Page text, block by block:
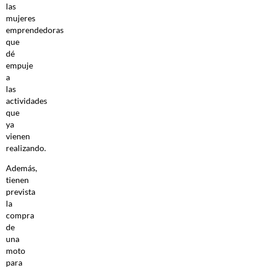
las
mujeres
emprendedoras
que
dé
empuje
a
las
actividades
que
ya
vienen
realizando.
Además,
tienen
prevista
la
compra
de
una
moto
para